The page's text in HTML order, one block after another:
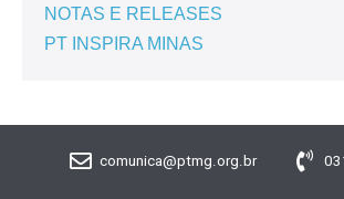
NOTAS E RELEASES
PT INSPIRA MINAS
comunica@ptmg.org.br